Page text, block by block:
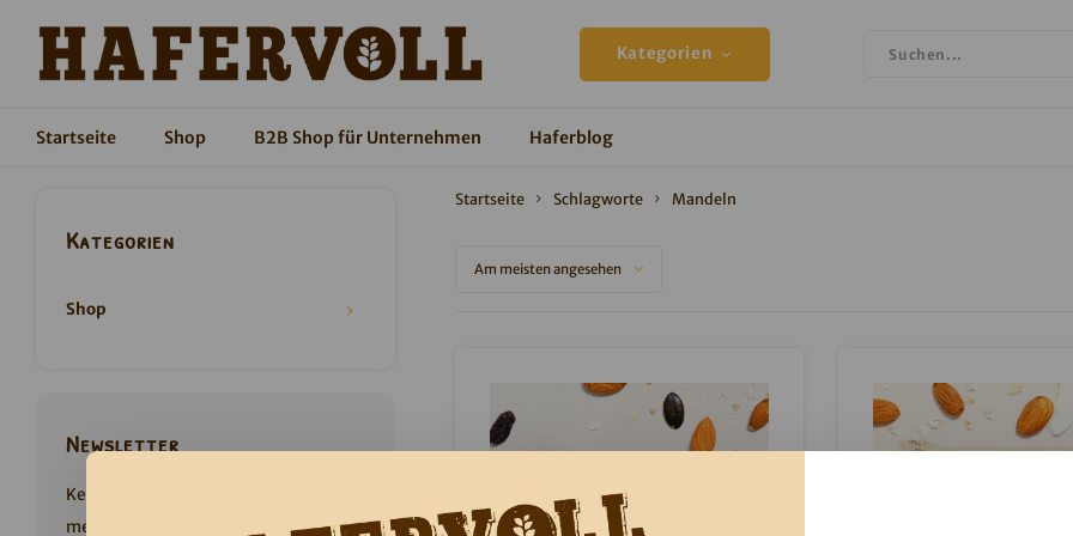
Kategorien
Startseite Shop B2B Shop für Unternehmen Haferblog
Kategorien
Shop
Newsletter
Keine Aktionen und Produktneuheiten
mehr verpassen. Jetzt anmelden und
Startseite Schlagworte Mandeln
Am meisten angesehen